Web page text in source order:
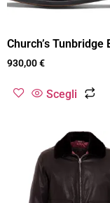
Church’s Tunbridge
930,00€
Scegli